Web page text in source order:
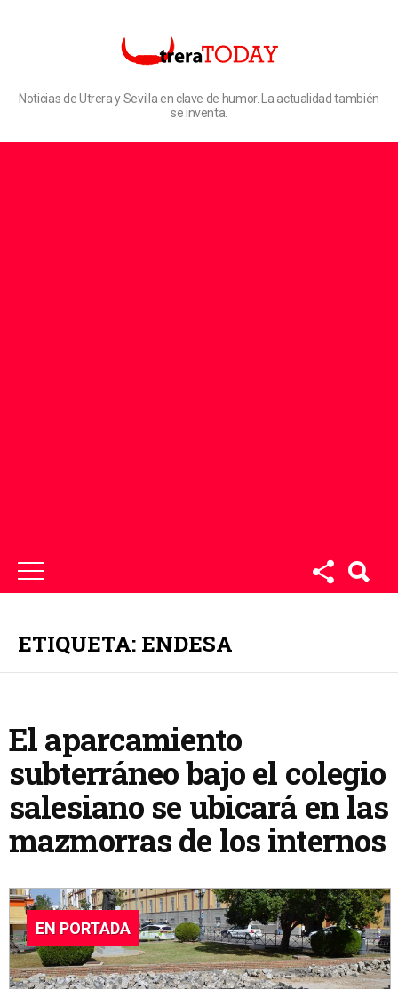
Noticias de Utrera y Sevilla en clave de humor. La actualidad también
se inventa.
ETIQUETA: ENDESA
El aparcamiento
subterráneo bajo el colegio
salesiano se ubicará en las
mazmorras de los internos
EN PORTADA